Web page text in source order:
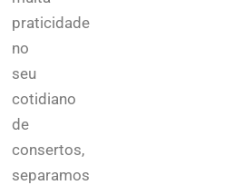
praticidade
no
seu
cotidiano
de
consertos,
separamos